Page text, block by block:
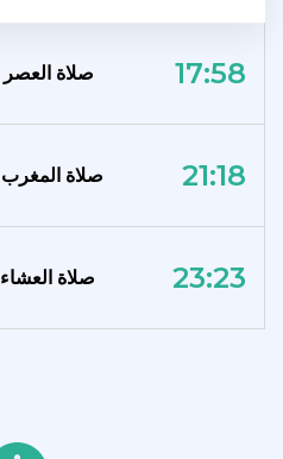
صلاة العصر 17:58
صلاة المغرب 21:18
صلاة العشاء 23:23